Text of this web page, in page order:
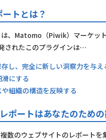
トとは？
は、Matomo（Piwik）マーケッ
されたこのプラグインは…
し、完全に新しい洞察力を与え
にする
組織の構造を反映する
ポートはあなたのため
数のウェブサイトのレポート